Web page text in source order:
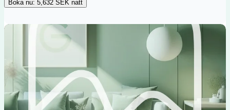
Boka nu: 5,632 SEK natt